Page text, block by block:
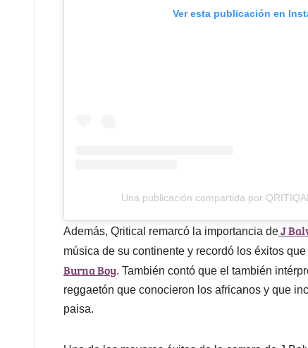
Ver esta publicación en
Una publicación compartida por
Además, Qritical remarcó la importancia deJ
música de su continente y recordó los éxitos
Burna Boy. También contó que el también
reggaetón que conocieron los africanos y que
paisa.